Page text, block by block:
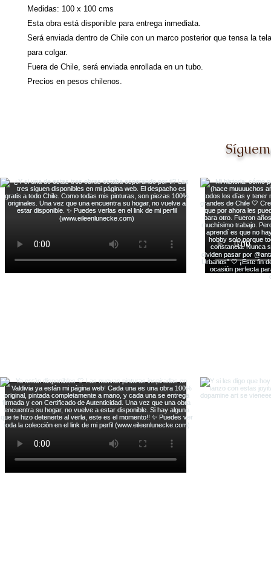
Medidas: 100 x 100 cms
Esta obra está disponible para entrega inmediata.
Será enviada dentro de Chile con un marco posterior que tensa la
para colgar.
Fuera de Chile, será enviada enrollada en un tubo.